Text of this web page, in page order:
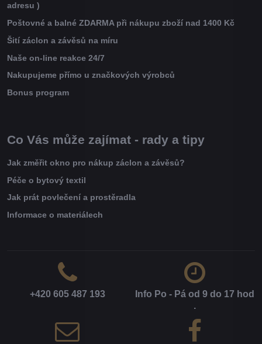
adresu )
Poštovné a balné ZDARMA při nákupu zboží nad 1400 Kč
Šití záclon a závěsů na míru
Naše on-line reakce 24/7
Nakupujeme přímo u značkových výrobců
Bonus program
Co Vás může zajímat - rady a tipy
Jak změřit okno pro nákup záclon a závěsů?
Péče o bytový textil
Jak prát povlečení a prostěradla
Informace o materiálech
+420 605 487 193
Info Po - Pá od 9 do 17 hod​
.